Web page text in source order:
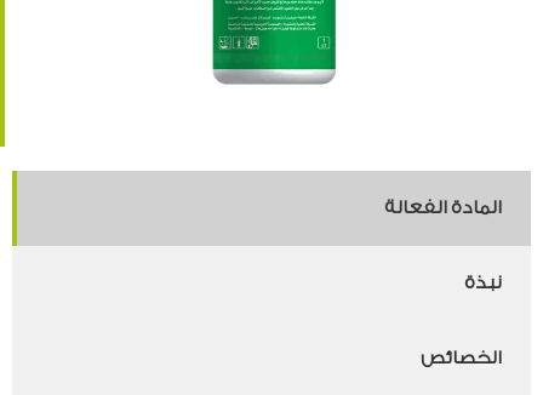
المادة الفعالة
نبذة
الخصائص